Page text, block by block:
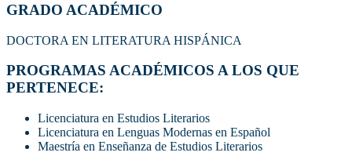
GRADO ACADÉMICO
DOCTORA EN LITERATURA HISPÁNICA
PROGRAMAS ACADÉMICOS A LOS QUE
PERTENECE:
Licenciatura en Estudios Literarios
Licenciatura en Lenguas Modernas en Español
Maestría en Enseñanza de Estudios Literarios